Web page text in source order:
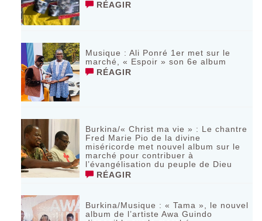
RÉAGIR
Musique : Ali Ponré 1er met sur le
marché, « Espoir » son 6e album
RÉAGIR
Burkina/« Christ ma vie » : Le chantre
Fred Marie Pio de la divine
miséricorde met nouvel album sur le
marché pour contribuer à
l’évangélisation du peuple de Dieu
RÉAGIR
Burkina/Musique : « Tama », le nouvel
album de l’artiste Awa Guindo